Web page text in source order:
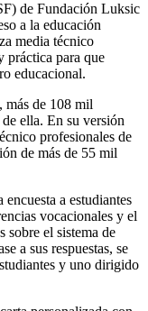
de Fundación Luksic
a la educación
media técnico
práctica para que
educacional.
más de 108 mil
ella. En su versión
profesionales de
de más de 55 mil
a estudiantes
vocacionales y el
sobre el sistema de
a sus respuestas, se
y uno dirigido